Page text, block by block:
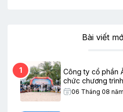
Bài viết
1
Công ty cổ phần
chức chương
06 Tháng 08